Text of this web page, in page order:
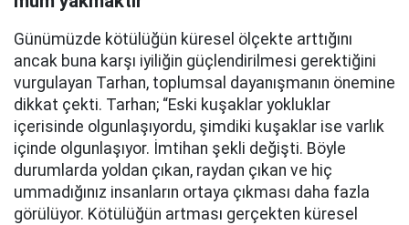
Günümüzde kötülüğün küresel ölçekte arttığını
ancak buna karşı iyiliğin güçlendirilmesi gerektiğini
vurgulayan Tarhan, toplumsal dayanışmanın önemine
dikkat çekti. Tarhan; “Eski kuşaklar yokluklar
içerisinde olgunlaşıyordu, şimdiki kuşaklar ise varlık
içinde olgunlaşıyor. İmtihan şekli değişti. Böyle
durumlarda yoldan çıkan, raydan çıkan ve hiç
ummadığınız insanların ortaya çıkması daha fazla
görülüyor. Kötülüğün artması gerçekten küresel